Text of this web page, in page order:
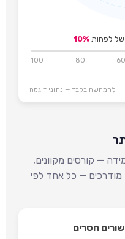
לפחות10%
60
80
100
להמחשה בלבד — נתוני דוגמה
— קורסים מקוונים,
מודרכים — כל אחד לפי
חסרים